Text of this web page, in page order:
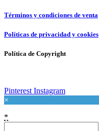
Términos y condiciones de venta
Políticas de privacidad y cookies
Política de Copyright
Pinterest Instagram
×
*